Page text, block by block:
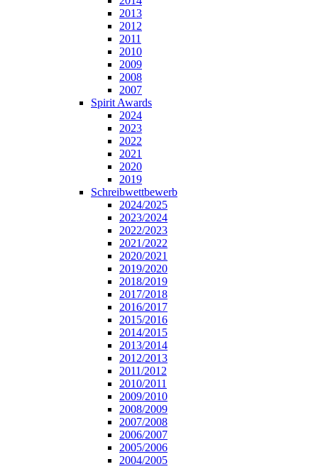
2013
2012
2011
2010
2009
2008
2007
Spirit Awards
2024
2023
2022
2021
2020
2019
Schreibwettbewerb
2024/2025
2023/2024
2022/2023
2021/2022
2020/2021
2019/2020
2018/2019
2017/2018
2016/2017
2015/2016
2014/2015
2013/2014
2012/2013
2011/2012
2010/2011
2009/2010
2008/2009
2007/2008
2006/2007
2005/2006
2004/2005